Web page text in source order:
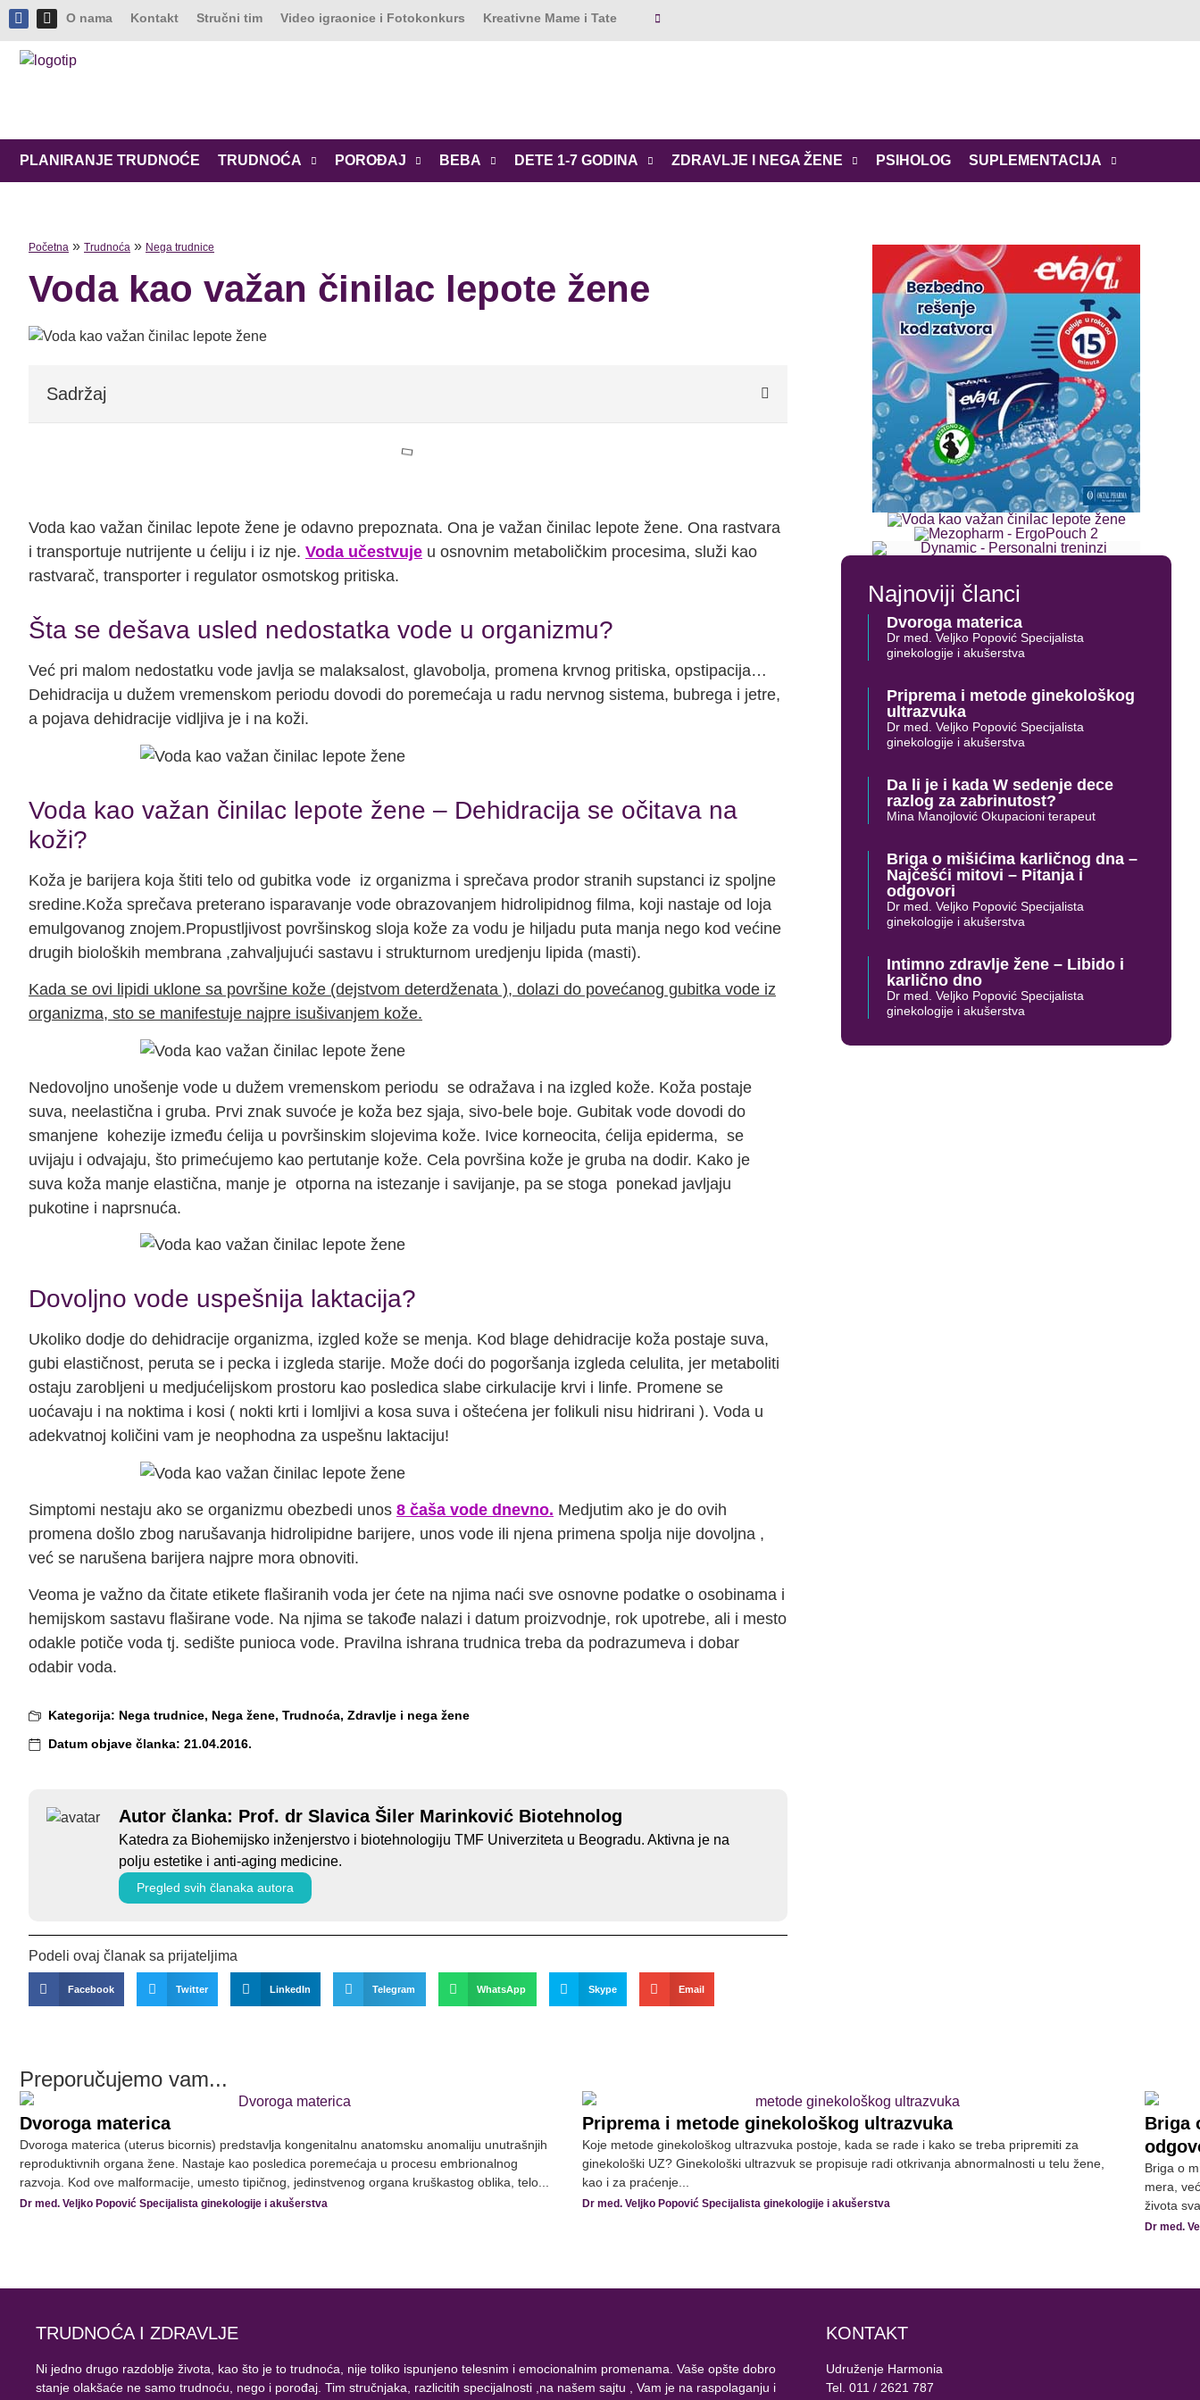
O nama Kontakt Stručni tim Video igraonice i Fotokonkurs Kreativne Mame i Tate
PLANIRANJE TRUDNOĆE TRUDNOĆA POROĐAJ BEBA DETE 1-7 GODINA ZDRAVLJE I NEGA ŽENE PSIHOLOG SUPLEMENTACIJA
Početna » Trudnoća » Nega trudnice
Voda kao važan činilac lepote žene
Sadržaj
Voda kao važan činilac lepote žene je odavno prepoznata. Ona je važan činilac lepote žene. Ona rastvara
i transportuje nutrijente u ćeliju i iz nje. Voda učestvuje u osnovnim metaboličkim procesima, služi kao
rastvarač, transporter i regulator osmotskog pritiska.
Šta se dešava usled nedostatka vode u organizmu?
Već pri malom nedostatku vode javlja se malaksalost, glavobolja, promena krvnog pritiska, opstipacija…
Dehidracija u dužem vremenskom periodu dovodi do poremećaja u radu nervnog sistema, bubrega i jetre,
a pojava dehidracije vidljiva je i na koži.
Voda kao važan činilac lepote žene – Dehidracija se očitava na
koži?
Koža je barijera koja štiti telo od gubitka vode iz organizma i sprečava prodor stranih supstanci iz spoljne
sredine.Koža sprečava preterano isparavanje vode obrazovanjem hidrolipidnog filma, koji nastaje od loja
emulgovanog znojem.Propustljivost površinskog sloja kože za vodu je hiljadu puta manja nego kod većine
drugih bioloških membrana ,zahvaljujući sastavu i strukturnom uredjenju lipida (masti).
Kada se ovi lipidi uklone sa površine kože (dejstvom deterdženata ), dolazi do povećanog gubitka vode iz
organizma, sto se manifestuje najpre isušivanjem kože.
Nedovoljno unošenje vode u dužem vremenskom periodu se odražava i na izgled kože. Koža postaje
suva, neelastična i gruba. Prvi znak suvoće je koža bez sjaja, sivo-bele boje. Gubitak vode dovodi do
smanjene kohezije između ćelija u površinskim slojevima kože. Ivice korneocita, ćelija epiderma, se
uvijaju i odvajaju, što primećujemo kao pertutanje kože. Cela površina kože je gruba na dodir. Kako je
suva koža manje elastična, manje je otporna na istezanje i savijanje, pa se stoga ponekad javljaju
pukotine i naprsnuća.
Dovoljno vode uspešnija laktacija?
Ukoliko dodje do dehidracije organizma, izgled kože se menja. Kod blage dehidracije koža postaje suva,
gubi elastičnost, peruta se i pecka i izgleda starije. Može doći do pogoršanja izgleda celulita, jer metaboliti
ostaju zarobljeni u medjućelijskom prostoru kao posledica slabe cirkulacije krvi i linfe. Promene se
uoćavaju i na noktima i kosi ( nokti krti i lomljivi a kosa suva i oštećena jer folikuli nisu hidrirani ). Voda u
adekvatnoj količini vam je neophodna za uspešnu laktaciju!
Simptomi nestaju ako se organizmu obezbedi unos 8 čaša vode dnevno. Medjutim ako je do ovih
promena došlo zbog narušavanja hidrolipidne barijere, unos vode ili njena primena spolja nije dovoljna ,
već se narušena barijera najpre mora obnoviti.
Veoma je važno da čitate etikete flaširanih voda jer ćete na njima naći sve osnovne podatke o osobinama i
hemijskom sastavu flaširane vode. Na njima se takođe nalazi i datum proizvodnje, rok upotrebe, ali i mesto
odakle potiče voda tj. sedište punioca vode. Pravilna ishrana trudnica treba da podrazumeva i dobar
odabir voda.
Kategorija: Nega trudnice, Nega žene, Trudnoća, Zdravlje i nega žene
Datum objave članka: 21.04.2016.
Autor članka: Prof. dr Slavica Šiler Marinković Biotehnolog
Katedra za Biohemijsko inženjerstvo i biotehnologiju TMF Univerziteta u Beogradu. Aktivna je na
polju estetike i anti-aging medicine.
Pregled svih članaka autora
Podeli ovaj članak sa prijateljima
Facebook Twitter LinkedIn Telegram WhatsApp Skype Email
Najnoviji članci
Dvoroga materica
Dr med. Veljko Popović Specijalista
ginekologije i akušerstva
Priprema i metode ginekološkog
ultrazvuka
Dr med. Veljko Popović Specijalista
ginekologije i akušerstva
Da li je i kada W sedenje dece
razlog za zabrinutost?
Mina Manojlović Okupacioni terapeut
Briga o mišićima karličnog dna –
Najčešći mitovi – Pitanja i
odgovori
Dr med. Veljko Popović Specijalista
ginekologije i akušerstva
Intimno zdravlje žene – Libido i
karlično dno
Dr med. Veljko Popović Specijalista
ginekologije i akušerstva
Preporučujemo vam...
Dvoroga materica
Dvoroga materica (uterus bicornis) predstavlja kongenitalnu anatomsku anomaliju unutrašnjih
reproduktivnih organa žene. Nastaje kao posledica poremećaja u procesu embrionalnog
razvoja. Kod ove malformacije, umesto tipičnog, jedinstvenog organa kruškastog oblika, telo...
Dr med. Veljko Popović Specijalista ginekologije i akušerstva
Priprema i metode ginekološkog ultrazvuka
Koje metode ginekološkog ultrazvuka postoje, kada se rade i kako se treba pripremiti za
ginekološki UZ? Ginekološki ultrazvuk se propisuje radi otkrivanja abnormalnosti u telu žene,
kao i za praćenje...
Dr med. Veljko Popović Specijalista ginekologije i akušerstva
Briga
Briga o
mera,
života
Dr med.
TRUDNOĆA I ZDRAVLJE
Ni jedno drugo razdoblje života, kao što je to trudnoća, nije toliko ispunjeno telesnim i emocionalnim promenama. Vaše opšte dobro
stanje olakšaće ne samo trudnoću, nego i porođaj. Tim stručnjaka, razlicitih specijalnosti ,na našem sajtu , Vam je na raspolaganju i
KONTAKT
Udruženje Harmonia
Tel. 011 / 2621 787